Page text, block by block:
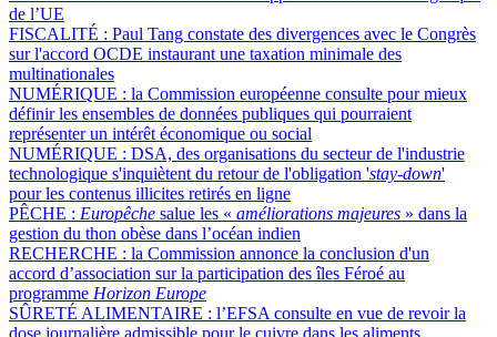
de l’UE
FISCALITÉ : Paul Tang constate des divergences avec le Congrès
sur l'accord OCDE instaurant une taxation minimale des
multinationales
NUMÉRIQUE : la Commission européenne consulte pour mieux
définir les ensembles de données publiques qui pourraient
représenter un intérêt économique ou social
NUMÉRIQUE : DSA, des organisations du secteur de l'industrie
technologique s'inquiètent du retour de l'obligation 'stay-down'
pour les contenus illicites retirés en ligne
PÊCHE : Europêche salue les « améliorations majeures » dans la
gestion du thon obèse dans l’océan indien
RECHERCHE : la Commission annonce la conclusion d'un
accord d’association sur la participation des îles Féroé au
programme Horizon Europe
SÛRETÉ ALIMENTAIRE : l’EFSA consulte en vue de revoir la